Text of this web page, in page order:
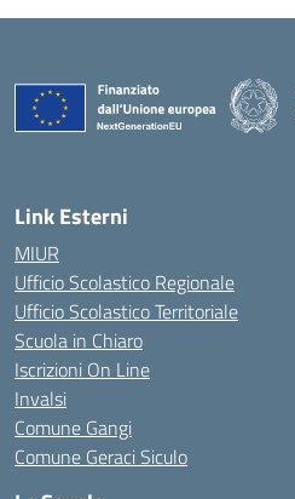
Link Esterni
MIUR
Ufficio Scolastico Regionale
Ufficio Scolastico Territoriale
Scuola in Chiaro
Iscrizioni On Line
Invalsi
Comune Gangi
Comune Geraci Siculo